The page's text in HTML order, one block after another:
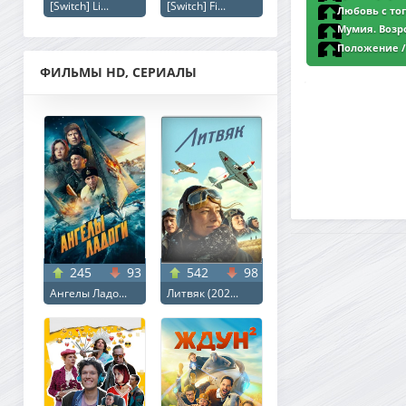
[Switch] Li... [Switch] Fi...
ФИЛЬМЫ HD, СЕРИАЛЫ
245 93
Ангелы Ладо...
542 98
Литвяк (202...
| L
Любовь с
(2025) WEB-DL
Мумия.
WEB-DL 1080p
Положение /
WEB-DL 1080p | L